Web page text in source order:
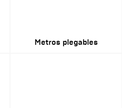
Metros plegables